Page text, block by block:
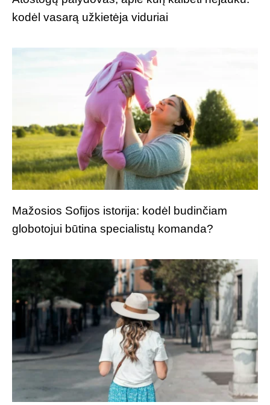
kodėl vasarą užkietėja viduriai
Mažosios Sofijos istorija: kodėl budinčiam
globotojui būtina specialistų komanda?